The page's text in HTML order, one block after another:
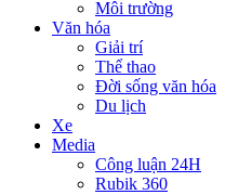
Môi trường
Văn hóa
Giải trí
Thể thao
Đời sống văn hóa
Du lịch
Xe
Media
Công luận 24H
Rubik 360